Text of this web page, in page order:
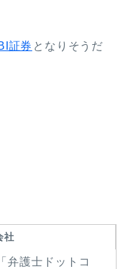
証券 となりそうだ
社
弁護士ドットコ